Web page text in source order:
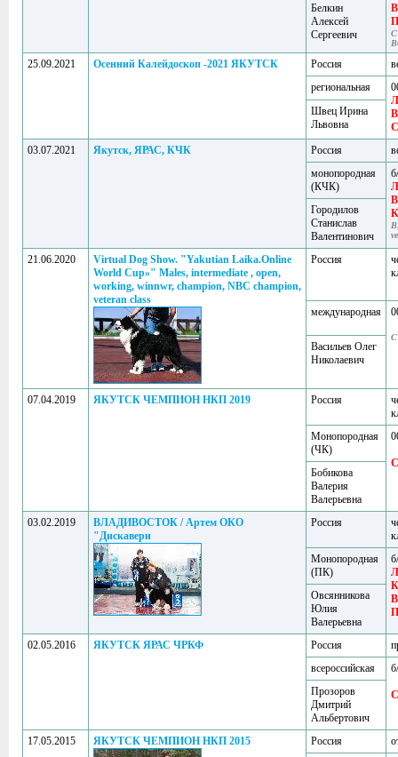
Белкин
Алексей
Сергеевич
25.09.2021 Осенний Калейдоскоп -2021 ЯКУТСК Россия
региональная
Швец Ирина
Львовна
03.07.2021 Якутск, ЯРАС, КЧК Россия
монопородная
(КЧК)
Городилов
Станислав
Валентинович
21.06.2020
Virtual Dog Show. "Yakutian Laika.Online
World Cup»" Males, intermediate , open,
working, winnwr, champion, NBC champion,
veteran class
Россия
международная
Васильев Олег
Николаевич
07.04.2019 ЯКУТСК ЧЕМПИОН НКП 2019 Россия
Монопородная
(ЧК)
Бобикова
Валерия
Валерьевна
03.02.2019
ВЛАДИВОСТОК / Артем ОКО
"Дискавери
Россия
Монопородная
(ПК)
Овсянникова
Юлия
Валерьевна
02.05.2016
ЯКУТСК ЯРАС ЧРКФ Россия
всероссийская
Прозоров
Дмитрий
Альбертович
17.05.2015
ЯКУТСК ЧЕМПИОН НКП 2015 Россия